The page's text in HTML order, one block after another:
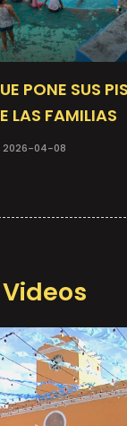
PONE SUS
LAS FAMILIAS
2026-04-08